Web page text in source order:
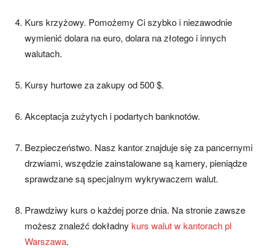
Kurs krzyżowy. Pomożemy Ci szybko i niezawodnie
wymienić dolara na euro, dolara na złotego i innych
walutach.
Kursy hurtowe za zakupy od 500 $.
Akceptacja zużytych i podartych banknotów.
Bezpieczeństwo. Nasz kantor znajduje się za pancernymi
drzwiami, wszędzie zainstalowane są kamery, pieniądze
sprawdzane są specjalnym wykrywaczem walut.
Prawdziwy kurs o każdej porze dnia. Na stronie zawsze
możesz znaleźć dokładny kurs walut w kantorach pl
Warszawa.